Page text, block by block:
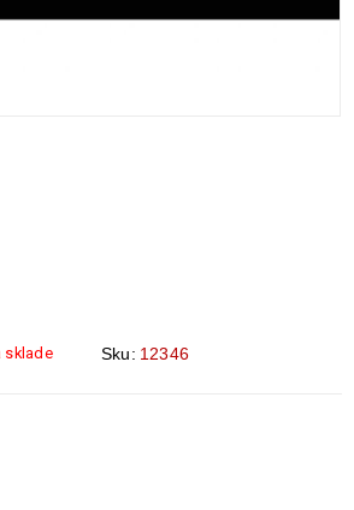
sklade Sku: 12346